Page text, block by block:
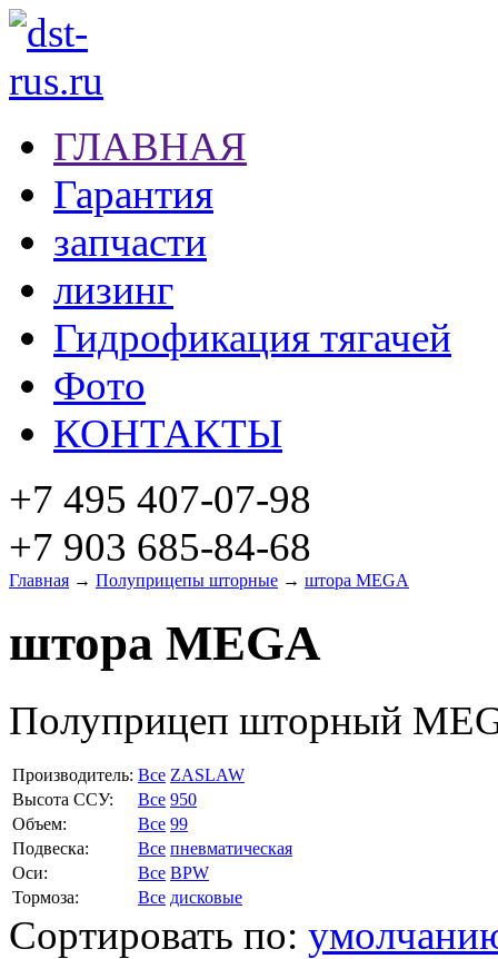
ГЛАВНАЯ
Гарантия
запчасти
лизинг
Гидрофикация тягачей
Фото
КОНТАКТЫ
+7 495 407-07-98
+7 903 685-84-68
Главная → Полуприцепы шторные → штора MEGA
штора MEGA
Полуприцеп шторный
Производитель: Все ZASLAW
Высота ССУ:
Все 950
Объем:
Все 99
Подвеска:
Все пневматическая
Оси:
Все BPW
Тормоза:
Все дисковые
Сортировать по: